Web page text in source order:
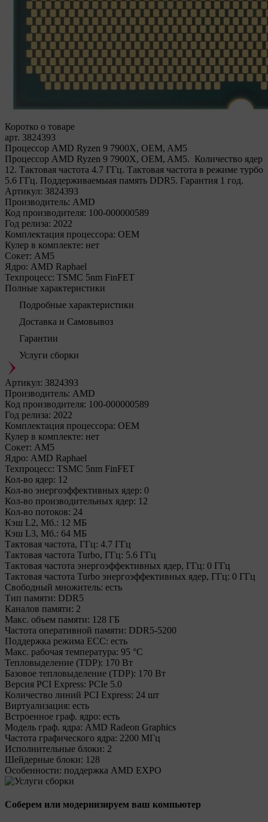
Коротко о товаре
арт. 3824393
Процессор AMD Ryzen 9 7900X, OEM, AM5
Процессор AMD Ryzen 9 7900X, OEM, AM5. Количество ядер
12. Тактовая частота 4.7 ГГц. Тактовая частота в режиме турбо
5.6 ГГц. Поддерживаемыая память DDR5. Гарантия 1 год.
Артикул: 3824393
Производитель: AMD
Код производителя: 100-000000589
Год релиза: 2022
Комплектация процессора: OEM
Кулер в комплекте: нет
Сокет: AM5
Ядро: AMD Raphael
Техпроцесс: TSMC 5nm FinFET
Полные характеристики
Подробные характеристики
Доставка и Самовывоз
Гарантии
Услуги сборки
Артикул: 3824393
Производитель: AMD
Код производителя: 100-000000589
Год релиза: 2022
Комплектация процессора: OEM
Кулер в комплекте: нет
Сокет: AM5
Ядро: AMD Raphael
Техпроцесс: TSMC 5nm FinFET
Кол-во ядер: 12
Кол-во энергоэффективных ядер: 0
Кол-во производительных ядер: 12
Кол-во потоков: 24
Кэш L2, Мб.: 12 МБ
Кэш L3, Мб.: 64 МБ
Тактовая частота, ГГц: 4.7 ГГц
Тактовая частота Turbo, ГГц: 5.6 ГГц
Тактовая частота энергоэффективных ядер, ГГц: 0 ГГц
Тактовая частота Turbo энергоэффективных ядер, ГГц: 0 ГГц
Свободный множитель: есть
Тип памяти: DDR5
Каналов памяти: 2
Макс. объем памяти: 128 ГБ
Частота оперативной памяти: DDR5-5200
Поддержка режима ECC: есть
Макс. рабочая температура: 95 °C
Тепловыделение (TDP): 170 Вт
Базовое тепловыделение (TDP): 170 Вт
Версия PCI Express: PCIe 5.0
Количество линий PCI Express: 24 шт
Виртуализация: есть
Встроенное граф. ядро: есть
Модель граф. ядра: AMD Radeon Graphics
Частота графического ядра: 2200 МГц
Исполнительные блоки: 2
Шейдерные блоки: 128
Особенности: поддержка AMD EXPO
Соберем или модернизируем ваш компьютер